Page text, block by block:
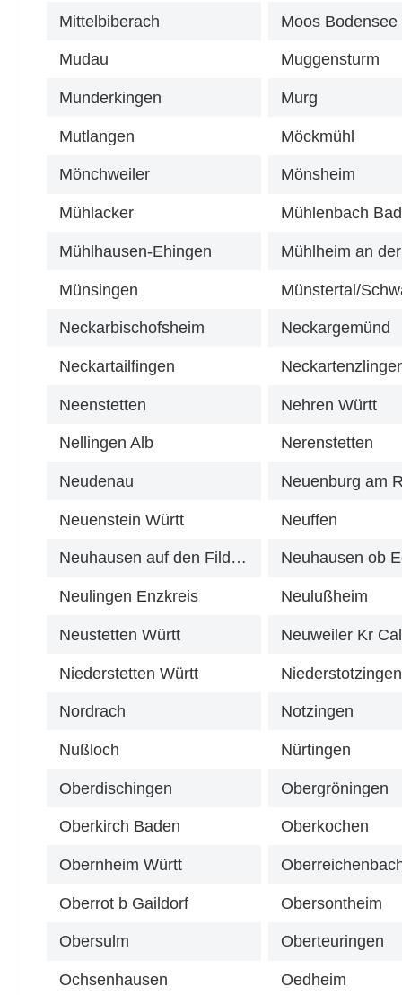
Mittelbiberach Moos Bodensee
Mudau Muggensturm
Munderkingen Murg
Mutlangen Möckmühl
Mönchweiler Mönsheim
Mühlacker Mühlenbach
Mühlhausen-Ehingen Mühlheim an
Münsingen Münstertal/
Neckarbischofsheim Neckargemünd
Neckartailfingen
Neenstetten Nehren Württ
Nellingen Alb Nerenstetten
Neudenau Neuenburg am
Neuenstein Württ Neuffen
Neuhausen auf den Fildern Neuhausen ob
Neulingen Enzkreis Neulußheim
Neustetten Württ Neuweiler Kr
Niederstetten Württ Niederstotzingen
Nordrach Notzingen
Nußloch Nürtingen
Oberdischingen Obergröningen
Oberkirch Baden Oberkochen
Obernheim Württ
Oberrot b Gaildorf Obersontheim
Obersulm Oberteuringen
Ochsenhausen Oedheim